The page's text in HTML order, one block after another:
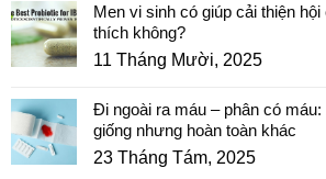
Men vi sinh có giúp cải thiện
thích không?
11 Tháng Mười, 2025
Đi ngoài ra máu – phân có
giống nhưng hoàn toàn khác
23 Tháng Tám, 2025